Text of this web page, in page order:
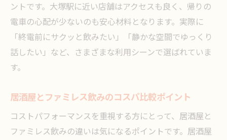
ントです。大塚駅に近い店舗はアクセスも良く、帰りの
電車の心配が少ないのも安心材料となります。実際に
「終電前にサクッと飲みたい」「静かな空間でゆっくり
話したい」など、さまざまな利用シーンで選ばれていま
す。
居酒屋とファミレス飲みのコスパ比較ポイント
コストパフォーマンスを重視する方にとって、居酒屋と
ファミレス飲みの違いは気になるポイントです。居酒屋